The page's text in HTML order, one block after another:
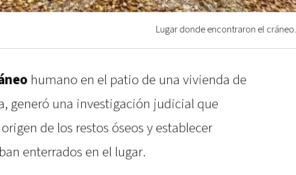
Lugar donde encontraron el cráneo.
humano en el patio de una vivienda de
generó una investigación judicial que
de los restos óseos y establecer
enterrados en el lugar.